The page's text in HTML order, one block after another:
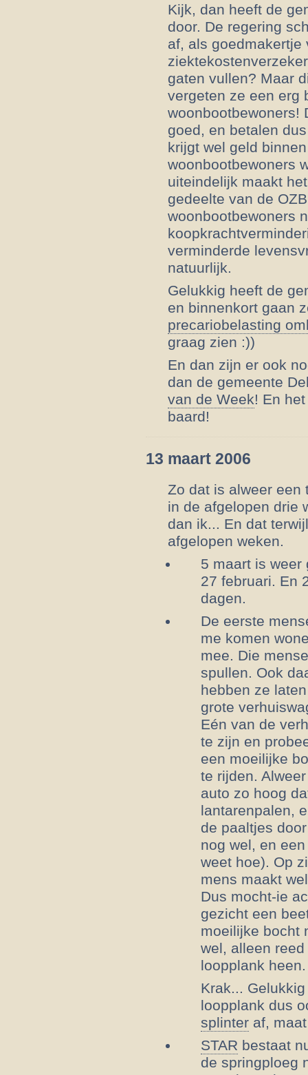
Kijk, dan heeft de
door. De regering
af, als goedmakertje
gaten vullen? Maar
vergeten ze een erg
woonbootbewoners!
goed, en betalen
krijgt wel geld
woonbootbewoners
uiteindelijk maakt
gedeelte van de
woonbootbewoners
verminderde
natuurlijk.
Gelukkig heeft de
en binnenkort gaan
precariobelasting
graag zien :))
En dan zijn er ook
dan de gemeente
van de Week! En
baard!
13 maart 2006
Zo dat is alweer
in de afgelopen drie
dan ik... En dat
afgelopen weken.
5 maart is weer
27 februari. En
dagen.
De eerste
me komen
mee. Die
spullen. Ook
hebben ze
grote
Eén van de
te zijn en
een moeilijke
te rijden.
auto zo hoog
lantarenpalen,
de paaltjes
nog wel, en
weet hoe). Op
mens maakt
Dus mocht-ie
gezicht een
moeilijke bocht
wel, alleen
loopplank heen.
Krak...
loopplank dus
splinteraf, maat
STAR bestaat
de springploeg